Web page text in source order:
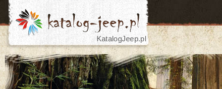
KatalogJeep.pl